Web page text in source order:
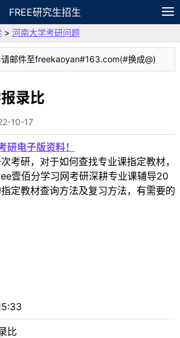
FREE研究生招生
题 APP 笔记
> 河南大学考研问题
邮件至freekaoyan#163.com(#换成@)
录比
10-17
研电子版资料！
考研，对于如何查找专业课指定教材，
壹佰分学习网考研深耕专业课辅导20
定教材查询方法及复习方法，有需要的
比